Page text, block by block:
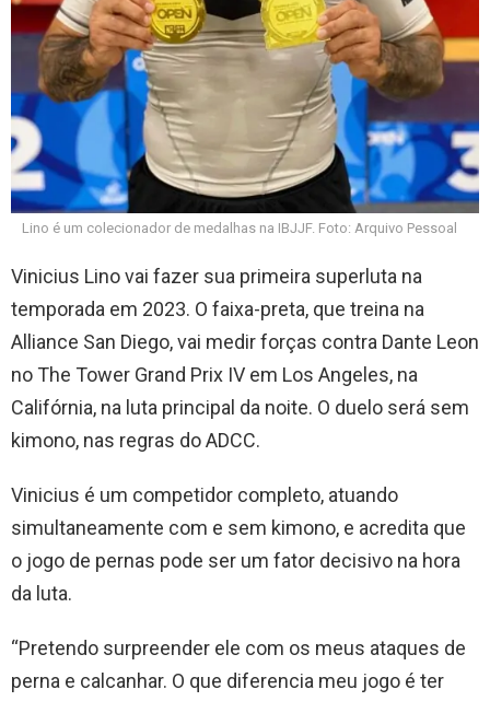
Lino é um colecionador de medalhas na IBJJF. Foto: Arquivo Pessoal
Vinicius Lino vai fazer sua primeira superluta na
temporada em 2023. O faixa-preta, que treina na
Alliance San Diego, vai medir forças contra Dante Leon
no The Tower Grand Prix IV em Los Angeles, na
Califórnia, na luta principal da noite. O duelo será sem
kimono, nas regras do ADCC.
Vinicius é um competidor completo, atuando
simultaneamente com e sem kimono, e acredita que
o jogo de pernas pode ser um fator decisivo na hora
da luta.
“Pretendo surpreender ele com os meus ataques de
perna e calcanhar. O que diferencia meu jogo é ter